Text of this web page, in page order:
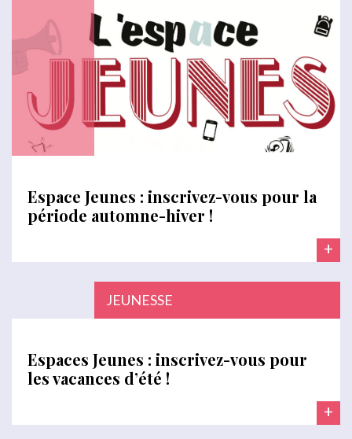
Espace Jeunes : inscrivez-vous pour la
période automne-hiver !
+
JEUNESSE
Espaces Jeunes : inscrivez-vous pour
les vacances d’été !
+